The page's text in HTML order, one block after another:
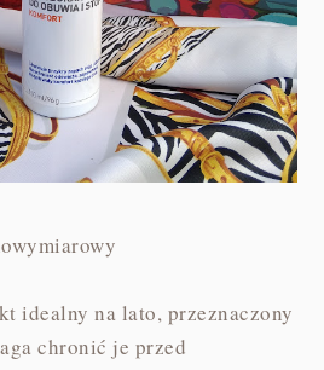
idealny na lato, przeznaczony
chronić je przed